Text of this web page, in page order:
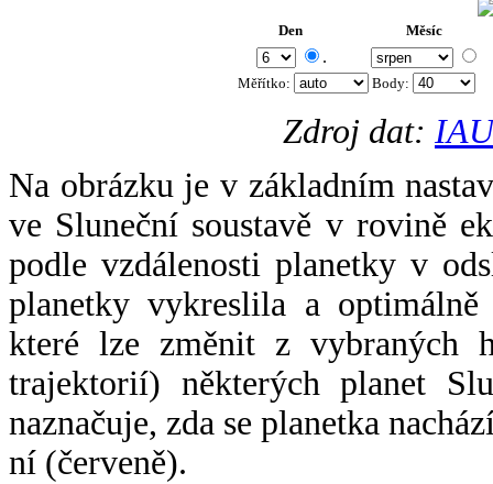
Den Měsíc
.
Měřítko: Body:
Zdroj dat:
Na obrázku je v základním
ve Sluneční soustavě v rovině
podle vzdálenosti planetky v
planetky vykreslila a
které lze změnit z vybraných
trajektorií) některých planet
naznačuje, zda se planetka
ní (červeně).